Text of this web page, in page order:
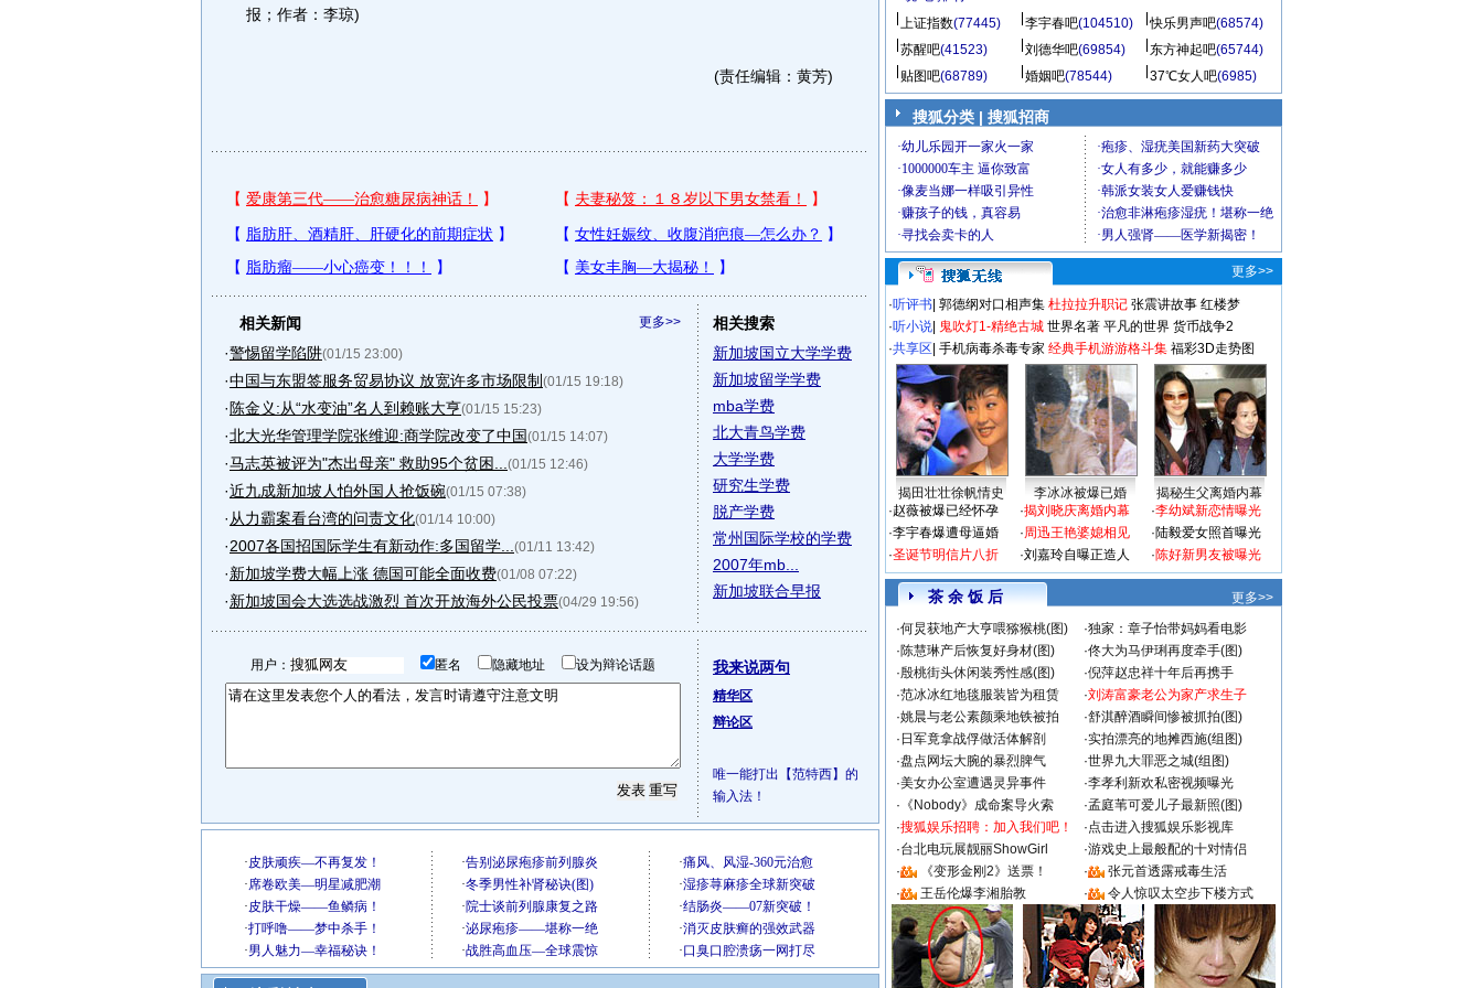
报；作者：李琼)
(责任编辑：黄芳)
更多>>
相关新闻
·警惕留学陷阱(01/15 23:00)
·中国与东盟签服务贸易协议 放宽许多市场限制 (01/15 19:18)
· 陈金义:从“水变油”名人到赖账大亨(01/15 15:23)
·北大光华管理学院张维迎:商学院改变了中国(01/15 14:07)
·马志英被评为"杰出母亲" 救助95个贫困... (01/15 12:46)
·近九成新加坡人怕外国人抢饭碗(01/15 07:38)
· 从力霸案看台湾的问责文化(01/14 10:00)
·2007各国招国际学生有新动作:多国留学... (01/11 13:42)
·新加坡学费大幅上涨 德国可能全面收费(01/08 07:22)
·新加坡国会大选选战激烈 首次开放海外公民投票(04/29 19:56)
相关搜索
新加坡国立大学学费
新加坡留学学费
mba学费
北大青鸟学费
大学学费
研究生学费
脱产学费
常州国际学校的学费
2007年mb...
新加坡联合早报
用户： 匿名 隐藏地址 设为辩论话题 我来说两句
精华区
辩论区
唯一能打出【范特西】的
输入法！
上证指数(77445) 李宇春吧(104510) 快乐男声吧(68574)
苏醒吧(41523) 刘德华吧(69854) 东方神起吧(65744)
贴图吧(68789) 婚姻吧(78544) 37℃女人吧(6985)
搜狐分类 | 搜狐招商
更多>>
·听评书 郭德纲对口相声集 杜拉拉升职记 张震讲故事 红楼梦
·听小说 鬼吹灯1-精绝古城 世界名著 平凡的世界 货币战争2
·共享区 手机病毒杀毒专家 经典手机游游格斗集 福彩3D走势图
揭田壮壮徐帆情史 李冰冰被爆已婚
揭秘生父离婚内幕
·赵薇被爆已经怀孕
·李宇春爆遭母逼婚
·圣诞节明信片八折
·揭刘晓庆离婚内幕
·周迅王艳婆媳相见
·刘嘉玲自曝正造人
·李幼斌新恋情曝光
·陆毅爱女照首曝光
·陈好新男友被曝光
茶 余 饭 后
更多>>
·何炅获地产大亨喂猕猴桃(图) ·独家：章子怡带妈妈看电影
·陈慧琳产后恢复好身材(图) ·佟大为马伊琍再度牵手(图)
·殷桃街头休闲装秀性感(图) ·倪萍赵忠祥十年后再携手
·范冰冰红地毯服装皆为租赁 ·刘涛富豪老公为家产求生子
·姚晨与老公素颜乘地铁被拍 ·舒淇醉酒瞬间惨被抓拍(图)
· 日军竟拿战俘做活体解剖 ·实拍漂亮的地摊西施(组图)
·盘点网坛大腕的暴烈脾气 ·世界九大罪恶之城(组图)
·美女办公室遭遇灵异事件 ·李孝利新欢私密视频曝光
· 《Nobody》成命案导火索 ·孟庭苇可爱儿子最新照(图)
·搜狐娱乐招聘：加入我们吧！ ·点击进入搜狐娱乐影视库
·台北电玩展靓丽ShowGirl ·游戏史上最般配的十对情侣
·
《变形金刚2》送票！ ·
张元首透露戒毒生活
·
王岳伦爆李湘胎教 · 令人惊叹太空步下楼方式